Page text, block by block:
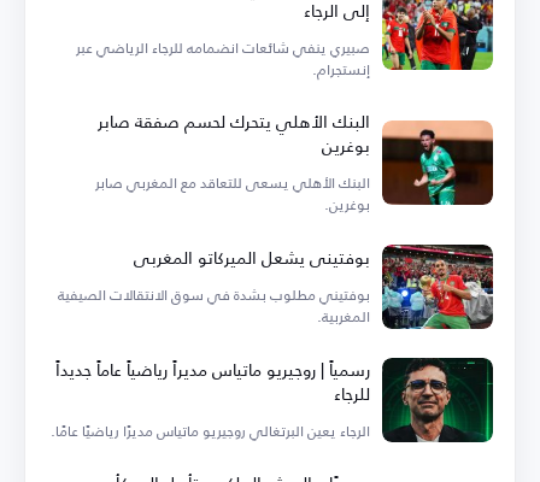
إلى الرجاء
صبيري ينفي شائعات انضمامه للرجاء الرياضي عبر
إنستجرام.
البنك الأهلي يتحرك لحسم صفقة صابر
بوغرين
البنك الأهلي يسعى للتعاقد مع المغربي صابر
بوغرين.
بوفتيني يشعل الميركاتو المغربي
بوفتيني مطلوب بشدة في سوق الانتقالات الصيفية
المغربية.
رسمياً | روجيريو ماتياس مديراً رياضياً عاماً جديداً
للرجاء
الرجاء يعين البرتغالي روجيريو ماتياس مديرًا رياضيًا عامًا.